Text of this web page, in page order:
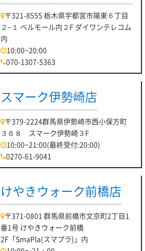
〒321-8555 栃木県宇都宮市陽東６丁目
２−１ ベルモール内２F ダイワンテレコム
内
10:00~20:00
070-1307-5363
スマーク伊勢崎店
〒379-2224群馬県伊勢崎市西小保方町
３６８ スマーク伊勢崎３F
10:00~21:00(最終受付:20:00)
0270-61-9041
けやきウォーク前橋店
〒371-0801 群馬県前橋市文京町2丁目1
番1号 けやきウォーク前橋
2F「SmaPla(スマプラ)」内